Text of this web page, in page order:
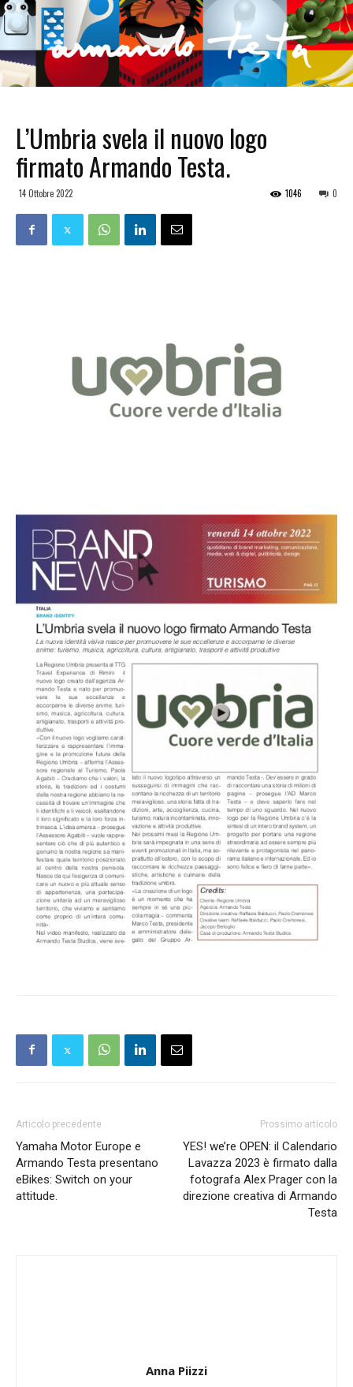
L’Umbria svela il nuovo logo
firmato Armando Testa.
14 Ottobre 2022 0
1046
Articolo precedente
Yamaha Motor Europe e
Armando Testa presentano
eBikes: Switch on your
attitude.
Prossimo articolo
YES! we’re OPEN: il Calendario
Lavazza 2023 è firmato dalla
fotografa Alex Prager con la
direzione creativa di Armando
Testa
Anna Piizzi